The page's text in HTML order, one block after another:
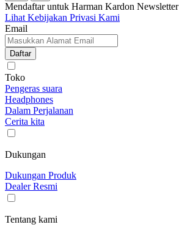
Mendaftar untuk Harman Kardon Newsletter
Lihat Kebijakan Privasi Kami
Email
Daftar
Toko
Pengeras suara
Headphones
Dalam Perjalanan
Cerita kita
Dukungan
Dukungan Produk
Dealer Resmi
Tentang kami